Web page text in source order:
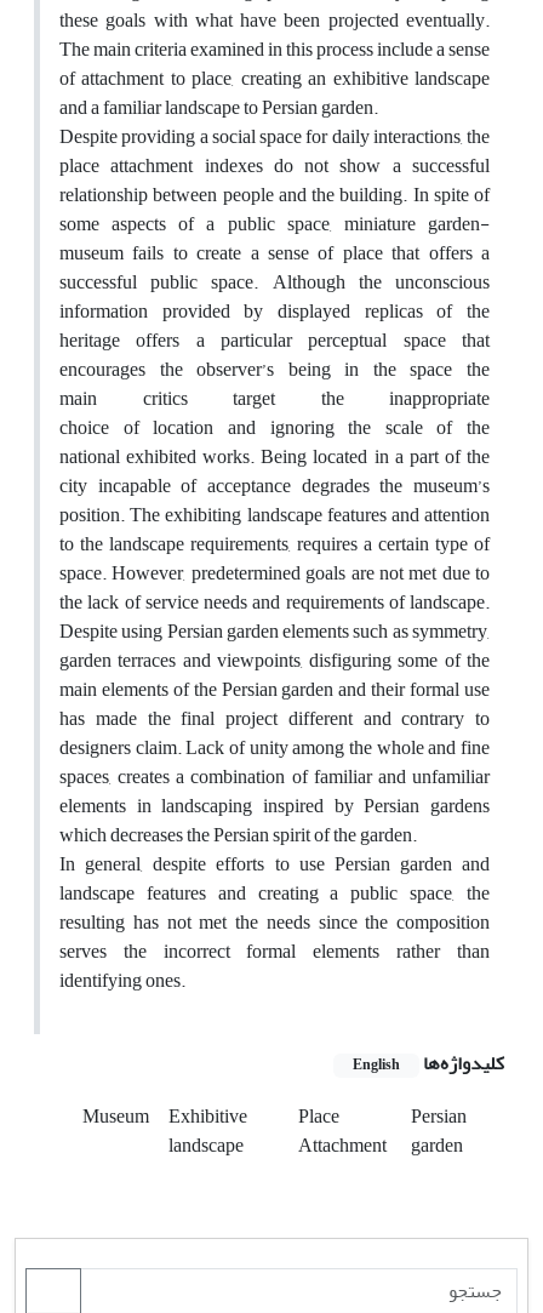
these goals with what have been projected eventually.
The main criteria examined in this process include a sense
of attachment to place, creating an exhibitive landscape
and a familiar landscape to Persian garden.
Despite providing a social space for daily interactions, the
place attachment indexes do not show a successful
relationship between people and the building. In spite of
some aspects of a public space, miniature garden-
museum fails to create a sense of place that offers a
successful public space. Although the unconscious
information provided by displayed replicas of the
heritage offers a particular perceptual space that
encourages the observer’s being in the space the
main critics target the inappropriate
choice of location and ignoring the scale of the
national exhibited works. Being located in a part of the
city incapable of acceptance degrades the museum’s
position. The exhibiting landscape features and attention
to the landscape requirements, requires a certain type of
space. However, predetermined goals are not met due to
the lack of service needs and requirements of landscape.
Despite using Persian garden elements such as symmetry,
garden terraces and viewpoints, disfiguring some of the
main elements of the Persian garden and their formal use
has made the final project different and contrary to
designers claim. Lack of unity among the whole and fine
spaces, creates a combination of familiar and unfamiliar
elements in landscaping inspired by Persian gardens
which decreases the Persian spirit of the garden.
In general, despite efforts to use Persian garden and
landscape features and creating a public space, the
resulting has not met the needs since the composition
serves the incorrect formal elements rather than
identifying ones.
کلیدواژه‌ها English
Museum Exhibitive
landscape
Place
Attachment
Persian
garden